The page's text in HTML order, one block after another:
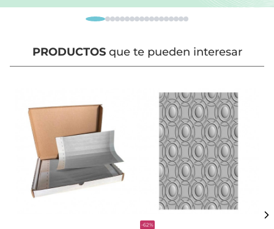
PRODUCTOSque te pueden interesar
-62%